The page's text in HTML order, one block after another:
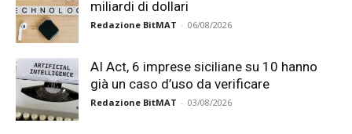
miliardi di dollari
Redazione BitMAT - 06/08/2026
AI Act, 6 imprese siciliane su 10 hanno
già un caso d’uso da verificare
Redazione BitMAT - 03/08/2026